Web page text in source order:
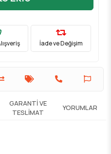
İade ve Değişim
GARANTI VE
TESLIMAT
YORUMLAR